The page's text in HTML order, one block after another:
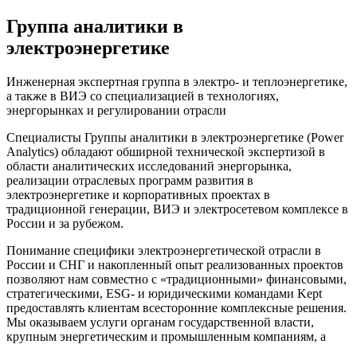
Группа аналитики в
электроэнергетике
Инженерная экспертная группа в электро‑ и теплоэнергетике,
а также в ВИЭ со специализацией в технологиях,
энергорынках и регулировании отрасли
Специалисты Группы аналитики в электроэнергетике (Power
Analytics) обладают обширной технической экспертизой в
области аналитических исследований энергорынка,
реализации отраслевых программ развития в
электроэнергетике и корпоративных проектах в
традиционной генерации, ВИЭ и электросетевом комплексе в
России и за рубежом.
Понимание специфики электроэнергетической отрасли в
России и СНГ и накопленный опыт реализованных проектов
позволяют нам совместно с «традиционными» финансовыми,
стратегическими, ESG- и юридическими командами Kept
предоставлять клиентам всесторонние комплексные решения.
Мы оказываем услуги органам государственной власти,
крупным энергетическим и промышленным компаниям, а